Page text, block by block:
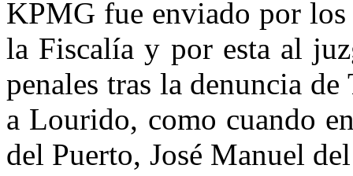
KPMG fue enviado por los
la Fiscalía y por esta al
penales tras la denuncia
a Lourido, como cuando
del Puerto, José Manuel